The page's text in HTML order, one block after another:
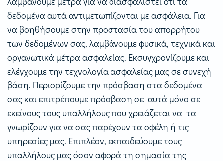
δεδομένα αυτά αντιμετωπίζονται με ασφάλεια. Για
να βοηθήσουμε στην προστασία του απορρήτου
των δεδομένων σας, λαμβάνουμε φυσικά, τεχνικά και
οργανωτικά μέτρα ασφαλείας. Εκσυγχρονίζουμε και
ελέγχουμε την τεχνολογία ασφαλείας μας σε συνεχή
βάση. Περιορίζουμε την πρόσβαση στα δεδομένα
σας και επιτρέπουμε πρόσβαση σε αυτά μόνο σε
εκείνους τους υπαλλήλους που χρειάζεται να τα
γνωρίζουν για να σας παρέχουν τα οφέλη ή τις
υπηρεσίες μας. Επιπλέον, εκπαιδεύουμε τους
υπαλλήλους μας όσον αφορά τη σημασία της